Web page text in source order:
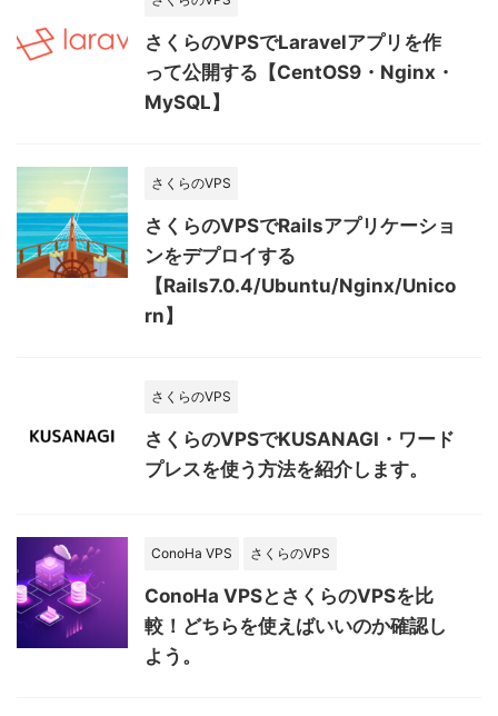
さくらのVPSでLaravelアプリを作
って公開する【CentOS9・Nginx・
MySQL】
さくらのVPS
さくらのVPSでRailsアプリケーショ
ンをデプロイする
【Rails7.0.4/Ubuntu/Nginx/Unico
rn】
さくらのVPS
さくらのVPSでKUSANAGI・ワード
プレスを使う方法を紹介します。
ConoHa VPS さくらのVPS
ConoHa VPSとさくらのVPSを比
較！どちらを使えばいいのか確認し
よう。